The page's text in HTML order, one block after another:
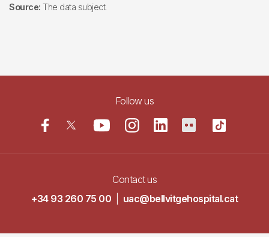
Source: The data subject.
Follow us
Contact us
+34 93 260 75 00
uac@bellvitgehospital.cat